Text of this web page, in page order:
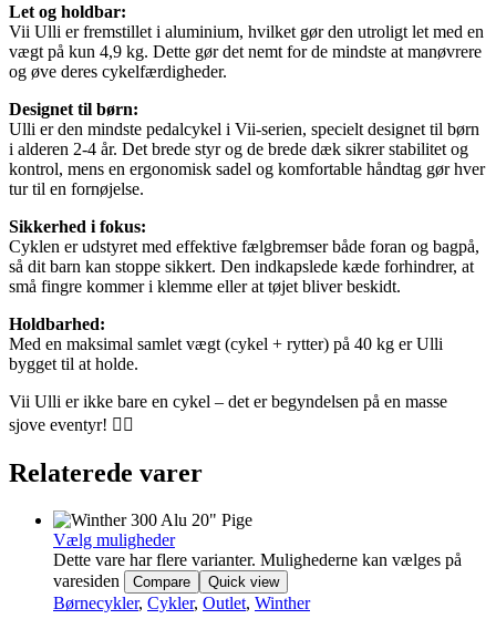
Let og holdbar:
Vii Ulli er fremstillet i aluminium, hvilket gør den utroligt let med en
vægt på kun 4,9 kg. Dette gør det nemt for de mindste at manøvrere
og øve deres cykelfærdigheder.
Designet til børn:
Ulli er den mindste pedalcykel i Vii-serien, specielt designet til børn
i alderen 2-4 år. Det brede styr og de brede dæk sikrer stabilitet og
kontrol, mens en ergonomisk sadel og komfortable håndtag gør hver
tur til en fornøjelse.
Sikkerhed i fokus:
Cyklen er udstyret med effektive fælgbremser både foran og bagpå,
så dit barn kan stoppe sikkert. Den indkapslede kæde forhindrer, at
små fingre kommer i klemme eller at tøjet bliver beskidt.
Holdbarhed:
Med en maksimal samlet vægt (cykel + rytter) på 40 kg er Ulli
bygget til at holde.
Vii Ulli er ikke bare en cykel – det er begyndelsen på en masse
sjove eventyr! 🚴‍♂️
Relaterede varer
Vælg muligheder
Dette vare har flere varianter. Mulighederne kan vælges på
varesiden
Compare Quick view
Børnecykler, Cykler, Outlet, Winther